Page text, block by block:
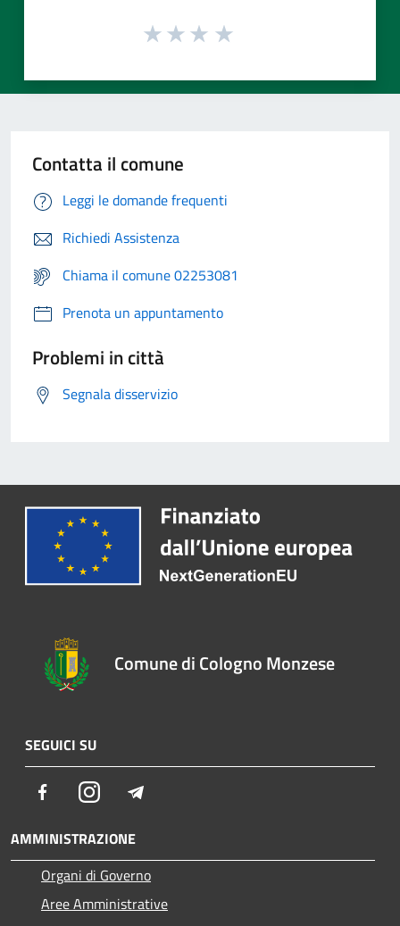
Contatta il comune
Leggi le domande frequenti
Richiedi Assistenza
Chiama il comune 02253081
Prenota un appuntamento
Problemi in città
Segnala disservizio
Comune di Cologno Monzese
SEGUICI SU
FacebookInstagram
AMMINISTRAZIONE
Organi di Governo
Aree Amministrative